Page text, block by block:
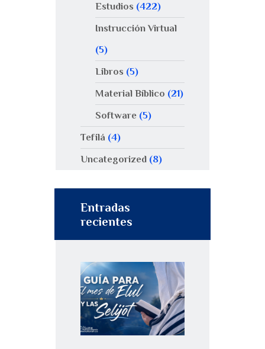
Estudios (422)
Instrucción Virtual
(5)
Libros (5)
Material Bíblico (21)
Software(5)
Tefilá (4)
Uncategorized (8)
Entradas
recientes